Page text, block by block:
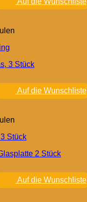
Auf die Wunschliste
Stück
Auf die Wunschliste